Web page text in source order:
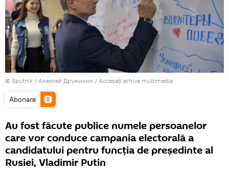
© Sputnik / Алексей Дружинин / Accesați arhiva multimedia
Abonare
Au fost făcute publice numele persoanelor
care vor conduce campania electorală a
candidatului pentru funcția de președinte al
Rusiei, Vladimir Putin